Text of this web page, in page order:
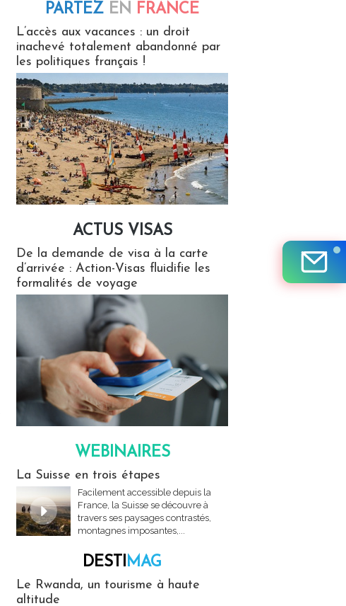
PARTEZ EN FRANCE
L’accès aux vacances : un droit
inachevé totalement abandonné par
les politiques français !
ACTUS VISAS
De la demande de visa à la carte
d’arrivée : Action-Visas fluidifie les
formalités de voyage
WEBINAIRES
La Suisse en trois étapes
Facilement accessible depuis la
France, la Suisse se découvre à
travers ses paysages contrastés,
montagnes imposantes,...
DESTIMAG
Le Rwanda, un tourisme à haute
altitude